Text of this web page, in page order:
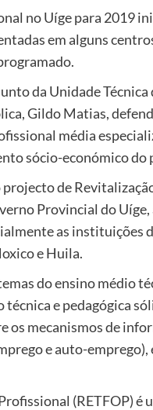
no Uíge para 2019
em alguns
da Unidade Técnica
Gildo Matias,
média
sócio-económico do
de
Provincial do
as instituições
e Huila.
do ensino médio
e pedagógica
mecanismos de
e auto-
(RETFOP) é